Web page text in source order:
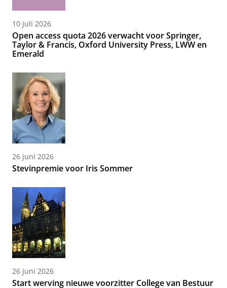
10 juli 2026
Open access quota 2026 verwacht voor Springer,
Taylor & Francis, Oxford University Press, LWW en
Emerald
26 juni 2026
Stevinpremie voor Iris Sommer
26 juni 2026
Start werving nieuwe voorzitter College van Bestuur